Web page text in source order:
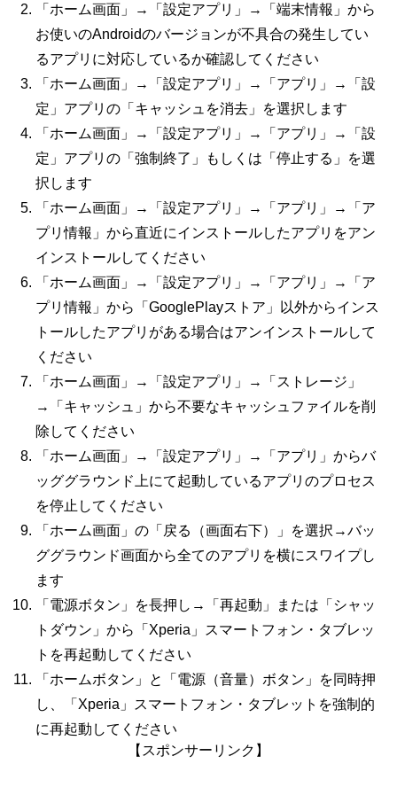
「ホーム画面」→「設定アプリ」→「端末情報」から
お使いのAndroidのバージョンが不具合の発生してい
るアプリに対応しているか確認してください
「ホーム画面」→「設定アプリ」→「アプリ」→「設
定」アプリの「キャッシュを消去」を選択します
「ホーム画面」→「設定アプリ」→「アプリ」→「設
定」アプリの「強制終了」もしくは「停止する」を選
択します
「ホーム画面」→「設定アプリ」→「アプリ」→「ア
プリ情報」から直近にインストールしたアプリをアン
インストールしてください
「ホーム画面」→「設定アプリ」→「アプリ」→「ア
プリ情報」から「GooglePlayストア」以外からインス
トールしたアプリがある場合はアンインストールして
ください
「ホーム画面」→「設定アプリ」→「ストレージ」
→「キャッシュ」から不要なキャッシュファイルを削
除してください
「ホーム画面」→「設定アプリ」→「アプリ」からバ
ッググラウンド上にて起動しているアプリのプロセス
を停止してください
「ホーム画面」の「戻る（画面右下）」を選択→バッ
ググラウンド画面から全てのアプリを横にスワイプし
ます
「電源ボタン」を長押し→「再起動」または「シャッ
トダウン」から「Xperia」スマートフォン・タブレッ
トを再起動してください
「ホームボタン」と「電源（音量）ボタン」を同時押
し、「Xperia」スマートフォン・タブレットを強制的
に再起動してください
【スポンサーリンク】